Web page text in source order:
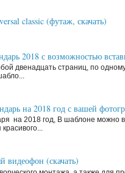
classic (футаж, скачать)
2018 с возможностью
двенадцать страниц, по
на 2018 год с вашей
на 2018 год, В шаблоне можно
(скачать)